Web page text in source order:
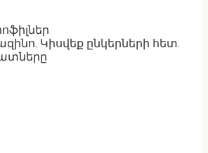
Կիսվեք ընկերների հետ.